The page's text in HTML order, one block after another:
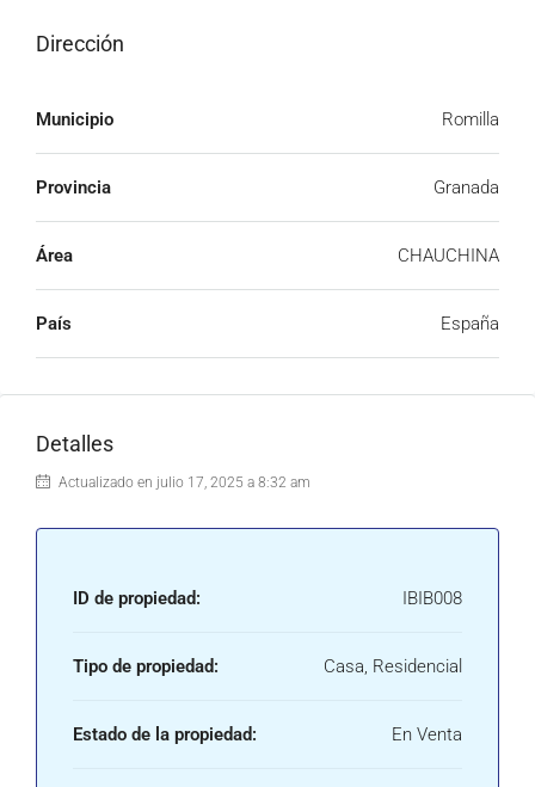
Dirección
Municipio Romilla
Provincia Granada
Área CHAUCHINA
País España
Detalles
Actualizado en julio 17, 2025 a 8:32 am
ID de propiedad: IBIB008
Tipo de propiedad: Casa, Residencial
Estado de la propiedad: En Venta